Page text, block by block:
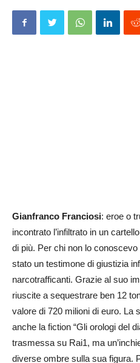
Gianfranco Franciosi: eroe o
incontrato l’infiltrato in un
di più. Per chi non lo
stato un testimone di giustizia
narcotrafficanti. Grazie al suo
riuscite a sequestrare ben 12
valore di 720 milioni di euro. La
anche la fiction “Gli orologi del
trasmessa su Rai1, ma
diverse ombre sulla sua figura.